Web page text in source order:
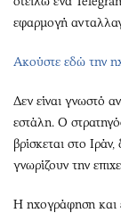
εφαρμογή
Ακούστε εδώ την
Δεν είναι γνωστό
εστάλη. Ο
βρίσκεται στο
γνωρίζουν την
Η ηχογράφηση και